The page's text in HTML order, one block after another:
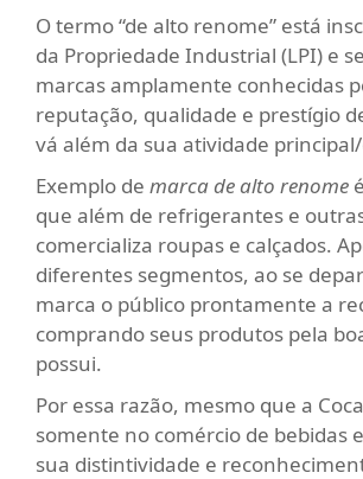
O termo “de alto renome” está
da Propriedade Industrial (LPI) e
marcas amplamente conhecidas
reputação, qualidade e prestígio
vá além da sua atividade
Exemplo de marca de alto renome
que além de refrigerantes e
comercializa roupas e calçados.
diferentes segmentos, ao se
marca o público prontamente a
comprando seus produtos pela
possui.
Por essa razão, mesmo que a
somente no comércio de bebidas
sua distintividade e